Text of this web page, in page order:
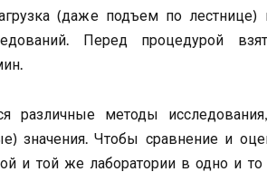
(даже подъем по лестнице)
Перед процедурой
различные методы
значения. Чтобы сравнение и
и той же лаборатории в одно и